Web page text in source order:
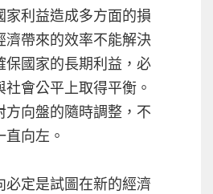
家利益造成多方面的損
濟帶來的效率不能解決
保國家的長期利益，必
會公平上取得平衡。
方向盤的隨時調整，不
向左。
必定是試圖在新的經濟